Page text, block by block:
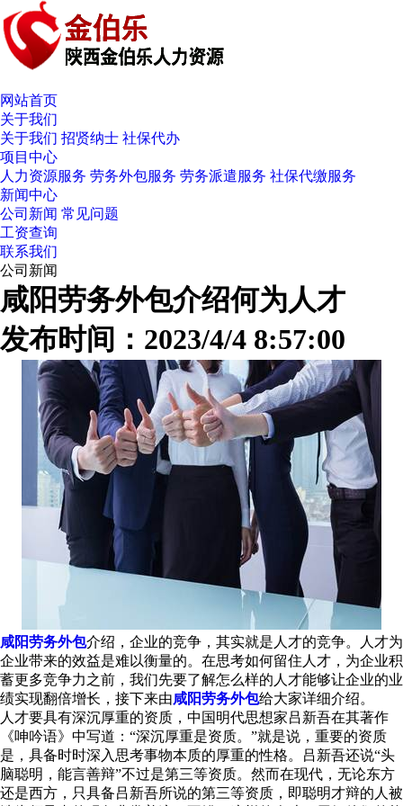
网站首页
关于我们
关于我们 招贤纳士 社保代办
项目中心
人力资源服务 劳务外包服务 劳务派遣服务 社保代缴服务
新闻中心
公司新闻 常见问题
工资查询
联系我们
公司新闻
咸阳劳务外包介绍何为人才
发布时间：2023/4/4 8:57:00
咸阳劳务外包介绍，企业的竞争，其实就是人才的竞争。人才为
企业带来的效益是难以衡量的。在思考如何留住人才，为企业积
蓄更多竞争力之前，我们先要了解怎么样的人才能够让企业的业
绩实现翻倍增长，接下来由咸阳劳务外包给大家详细介绍。
人才要具有深沉厚重的资质，中国明代思想家吕新吾在其著作
《呻吟语》中写道：“深沉厚重是资质。”就是说，重要的资质
是，具备时时深入思考事物本质的厚重的性格。吕新吾还说“头
脑聪明，能言善辩”不过是第三等资质。然而在现代，无论东方
还是西方，只具备吕新吾所说的第三等资质，即聪明才辩的人被